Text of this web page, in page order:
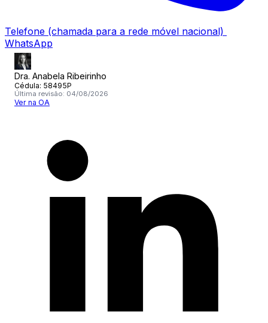
Telefone (chamada para a rede móvel nacional)
WhatsApp
Dra. Anabela Ribeirinho
Cédula: 58495P
Última revisão: 04/08/2026
Ver na OA